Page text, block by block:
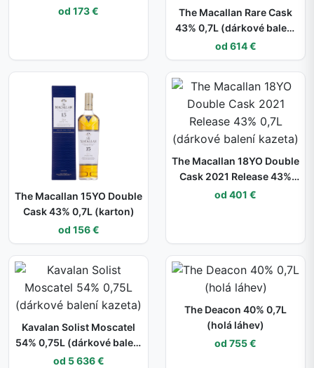
Frontera 43% 0,7L
od 173 €
The Macallan Rare Cask
43% 0,7L (dárkové balení
kazeta)
od 614 €
The Macallan 15YO Double
Cask 43% 0,7L (karton)
od 156 €
The Macallan 18YO Double
Cask 2021 Release 43%
0,7L (dárkové balení
od 401 €
Kavalan Solist Moscatel
54% 0,75L (dárkové balení
kazeta)
od 5 636 €
The Deacon 40% 0,7L
(holá láhev)
od 755 €